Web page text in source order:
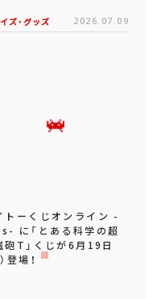
ズ・グッズ 2026.07.09
トーくじオンライン -
に「とある科学の超
砲T」くじが6月19日
登場！